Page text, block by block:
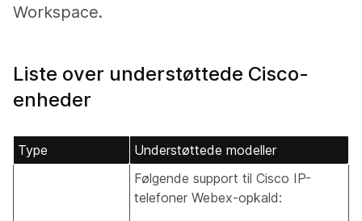
Workspace.
Liste over understøttede Cisco-
enheder
Type Understøttede modeller
Følgende support til Cisco IP-
telefoner Webex-opkald: